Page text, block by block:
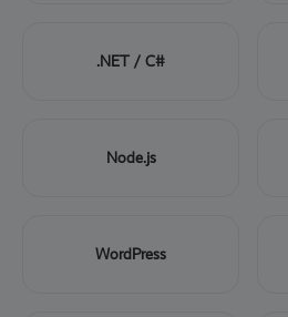
.NET / C#
Node.js
WordPress